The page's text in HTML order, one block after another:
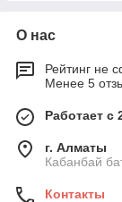
О нас
Рейтинг не
Менее 5
Работает с
г. Алматы
Кабанбай
Контакты